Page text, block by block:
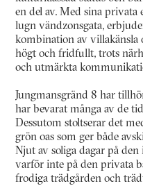
en del av. Med sina privata
lugn vändzonsgata,
kombination av villakänsla
högt och fridfullt, trots
och utmärkta
Jungmansgränd 8 har
har bevarat många av de
Dessutom stoltserar det
grön oas som ger både
Njut av soliga dagar på
varför inte på den privata
frodiga trädgården och